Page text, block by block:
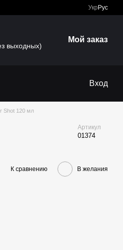
Укр Рус
выходных)
Мой заказ
Вход
Shot 120 мл
Артикул
01374
К сравнению В желания